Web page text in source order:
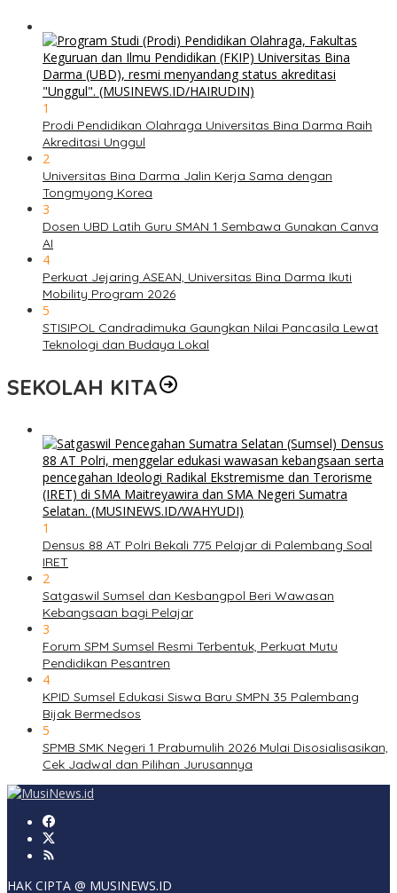
1
Prodi Pendidikan Olahraga Universitas Bina Darma Raih
Akreditasi Unggul
2
Universitas Bina Darma Jalin Kerja Sama dengan
Tongmyong Korea
3
Dosen UBD Latih Guru SMAN 1 Sembawa Gunakan Canva
AI
4
Perkuat Jejaring ASEAN, Universitas Bina Darma Ikuti
Mobility Program 2026
5
STISIPOL Candradimuka Gaungkan Nilai Pancasila Lewat
Teknologi dan Budaya Lokal
SEKOLAH KITA
1
Densus 88 AT Polri Bekali 775 Pelajar di Palembang Soal
IRET
2
Satgaswil Sumsel dan Kesbangpol Beri Wawasan
Kebangsaan bagi Pelajar
3
Forum SPM Sumsel Resmi Terbentuk, Perkuat Mutu
Pendidikan Pesantren
4
KPID Sumsel Edukasi Siswa Baru SMPN 35 Palembang
Bijak Bermedsos
5
SPMB SMK Negeri 1 Prabumulih 2026 Mulai Disosialisasikan,
Cek Jadwal dan Pilihan Jurusannya
HAK CIPTA @ MUSINEWS.ID